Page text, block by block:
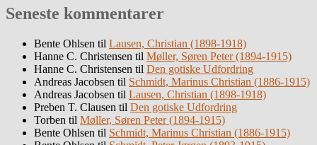
Seneste kommentarer
Bente Ohlsen til Lausen, Christian (1898-1918)
Hanne C. Christensen til Møller, Søren Peter (1894-1915)
Hanne C. Christensen til Den gotiske Udfordring
Andreas Jacobsen til Schmidt, Marinus Christian (1886-1915)
Andreas Jacobsen til Lausen, Christian (1898-1918)
Preben T. Clausen til Den gotiske Udfordring
Torben til Møller, Søren Peter (1894-1915)
Bente Ohlsen til Schmidt, Marinus Christian (1886-1915)